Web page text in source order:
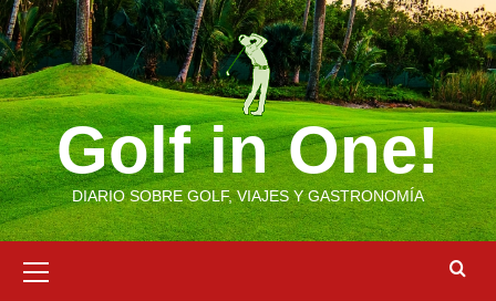
Saltar
al
contenido
Golf in One!
DIARIO SOBRE GOLF, VIAJES Y GASTRONOMÍA
primario